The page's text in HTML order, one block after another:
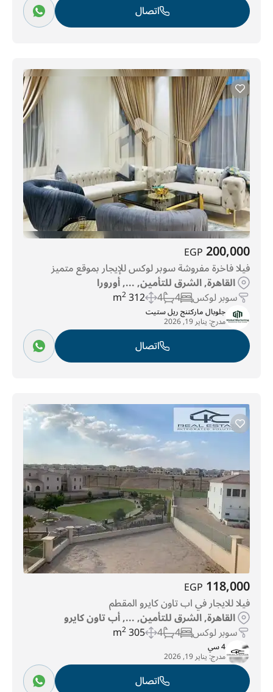
اتصال
200,000
EGP
فيلا فاخرة مفروشة سوبر لوكس للإيجار بموقع متميز
القاهرة, الشرق للتأمين, ..., أورورا
سوبر لوكس 4
4
312 m
2
جلوبال ماركتنج ريل ستيت
مدرج: يناير 19, 2026
اتصال
118,000
EGP
فيلا للايجار في اب تاون كايرو المقطم
القاهرة, الشرق للتأمين, ..., أب تاون كايرو
سوبر لوكس 4
4
305 m
2
4 سي
مدرج:يناير 19, 2026
اتصال